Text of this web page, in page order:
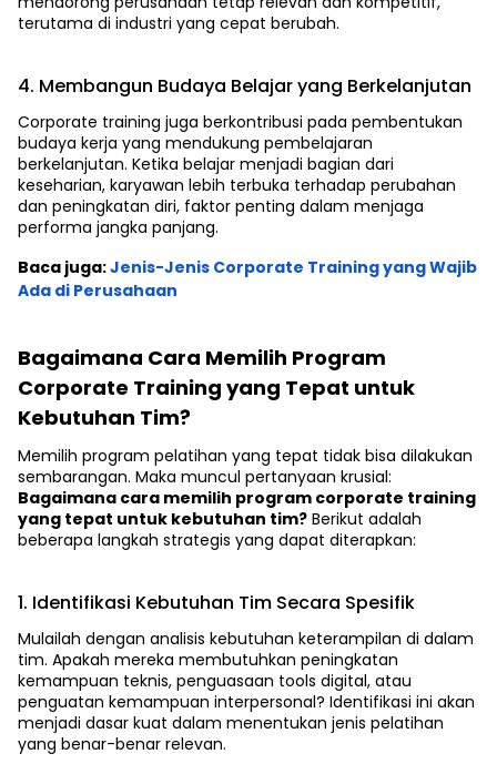
terutama di industri yang cepat berubah.
4. Membangun Budaya Belajar yang Berkelanjutan
Corporate training juga berkontribusi pada pembentukan
budaya kerja yang mendukung pembelajaran
berkelanjutan. Ketika belajar menjadi bagian dari
keseharian, karyawan lebih terbuka terhadap perubahan
dan peningkatan diri, faktor penting dalam menjaga
performa jangka panjang.
Baca juga:Jenis-Jenis Corporate Training yang Wajib
Ada di Perusahaan
Bagaimana Cara Memilih Program
Corporate Training yang Tepat untuk
Kebutuhan Tim?
Memilih program pelatihan yang tepat tidak bisa dilakukan
sembarangan. Maka muncul pertanyaan krusial:
Bagaimana cara memilih program corporate training
yang tepat untuk kebutuhan tim? Berikut adalah
beberapa langkah strategis yang dapat diterapkan:
1. Identifikasi Kebutuhan Tim Secara Spesifik
Mulailah dengan analisis kebutuhan keterampilan di dalam
tim. Apakah mereka membutuhkan peningkatan
kemampuan teknis, penguasaan tools digital, atau
penguatan kemampuan interpersonal? Identifikasi ini akan
menjadi dasar kuat dalam menentukan jenis pelatihan
yang benar-benar relevan.